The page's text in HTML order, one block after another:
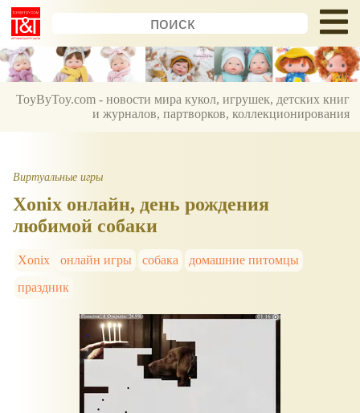
ToyByToy.com - новости мира кукол, игрушек, детских книг
и журналов, партворков, коллекционирования
Виртуальные игры
Xonix онлайн, день рождения
любимой собаки
Xonix онлайн игры собака
домашние питомцы
праздник